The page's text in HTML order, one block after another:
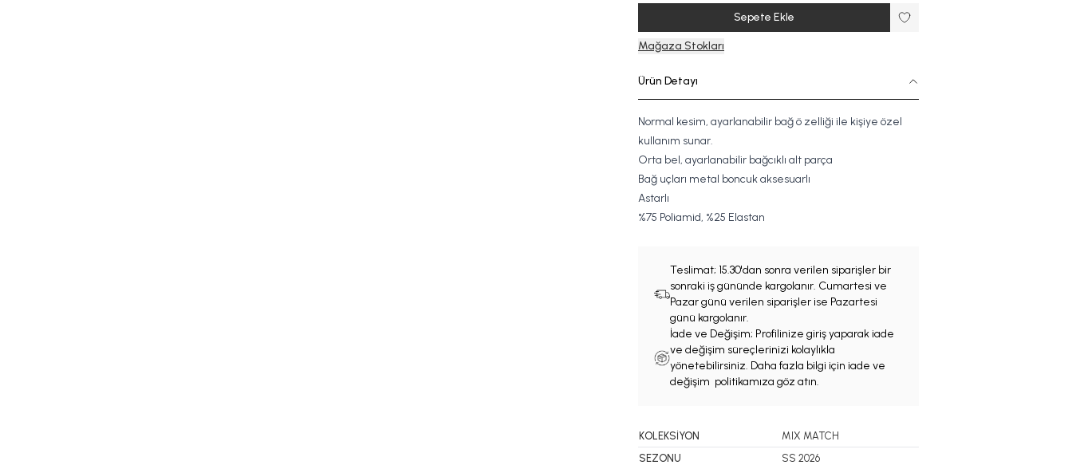
Sepete Ekle
Mağaza Stokları
Ürün Detayı
Normal kesim, ayarlanabilir bağ ö zelliği ile kişiye özel
kullanım sunar.
Orta bel, ayarlanabilir bağcıklı alt parça
Bağ uçları metal boncuk aksesuarlı
Astarlı
%75 Poliamid, %25 Elastan
Teslimat; 15.30'dan sonra verilen siparişler bir
sonraki iş gününde kargolanır. Cumartesi ve
Pazar günü verilen siparişler ise Pazartesi
günü kargolanır.
İade ve Değişim; Profilinize giriş yaparak iade
ve değişim süreçlerinizi kolaylıkla
yönetebilirsiniz. Daha fazla bilgi için iade ve
değişim politikamıza göz atın.
KOLEKSİYON
MIX MATCH
SEZONU
SS 2026